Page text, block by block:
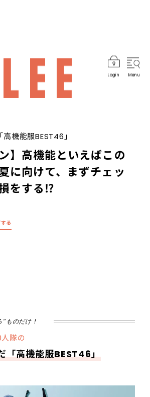
Login Menu
機能服BEST46」
】高機能といえばこの
に向けて、まずチェッ
をする⁉
る
ものだけ！
隊の
「高機能服BEST46」